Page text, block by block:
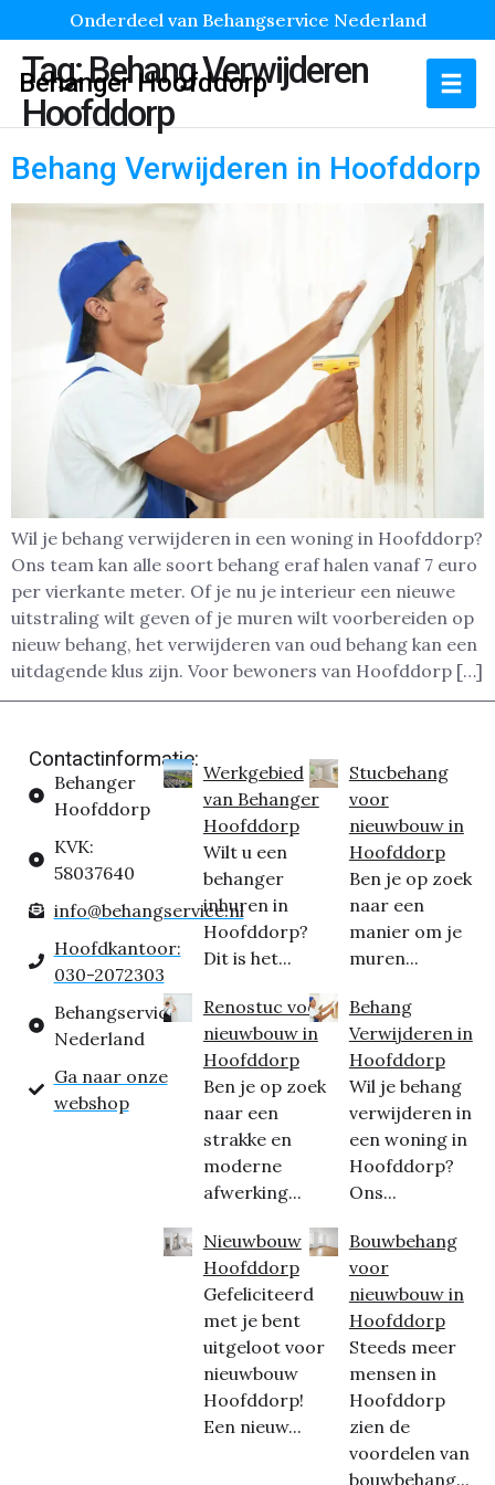
Onderdeel van Behangservice Nederland
Behanger Hoofddorp
Tag:Behang Verwijderen
Hoofddorp
Behang Verwijderen in Hoofddorp
Wil je behang verwijderen in een woning in Hoofddorp?
Ons team kan alle soort behang eraf halen vanaf 7 euro
per vierkante meter. Of je nu je interieur een nieuwe
uitstraling wilt geven of je muren wilt voorbereiden op
nieuw behang, het verwijderen van oud behang kan een
uitdagende klus zijn. Voor bewoners van Hoofddorp […]
Contactinformatie:
Behanger
Hoofddorp
KVK:
58037640
info@behangservice.nl
Hoofdkantoor:
030-2072303
Behangservice
Nederland
Ga naar onze
webshop
Werkgebied
van Behanger
Hoofddorp
Wilt u een
behanger
inhuren in
Hoofddorp?
Dit is het...
Renostuc voor
nieuwbouw in
Hoofddorp
Ben je op zoek
naar een
strakke en
moderne
afwerking...
Nieuwbouw
Hoofddorp
Gefeliciteerd
met je bent
uitgeloot voor
nieuwbouw
Hoofddorp!
Een nieuw...
Stucbehang
voor
nieuwbouw in
Hoofddorp
Ben je op zoek
naar een
manier om je
muren...
Behang
Verwijderen in
Hoofddorp
Wil je behang
verwijderen in
een woning in
Hoofddorp?
Ons...
Bouwbehang
voor
nieuwbouw in
Hoofddorp
Steeds meer
mensen in
Hoofddorp
zien de
voordelen van
bouwbehang...